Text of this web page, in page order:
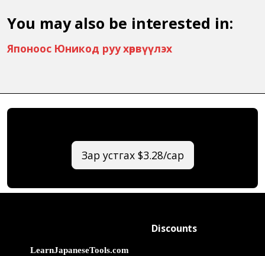
You may also be interested in:
Японоос Юникод руу хөрвүүлэх
Зар устгах $3.28/сар
Discounts